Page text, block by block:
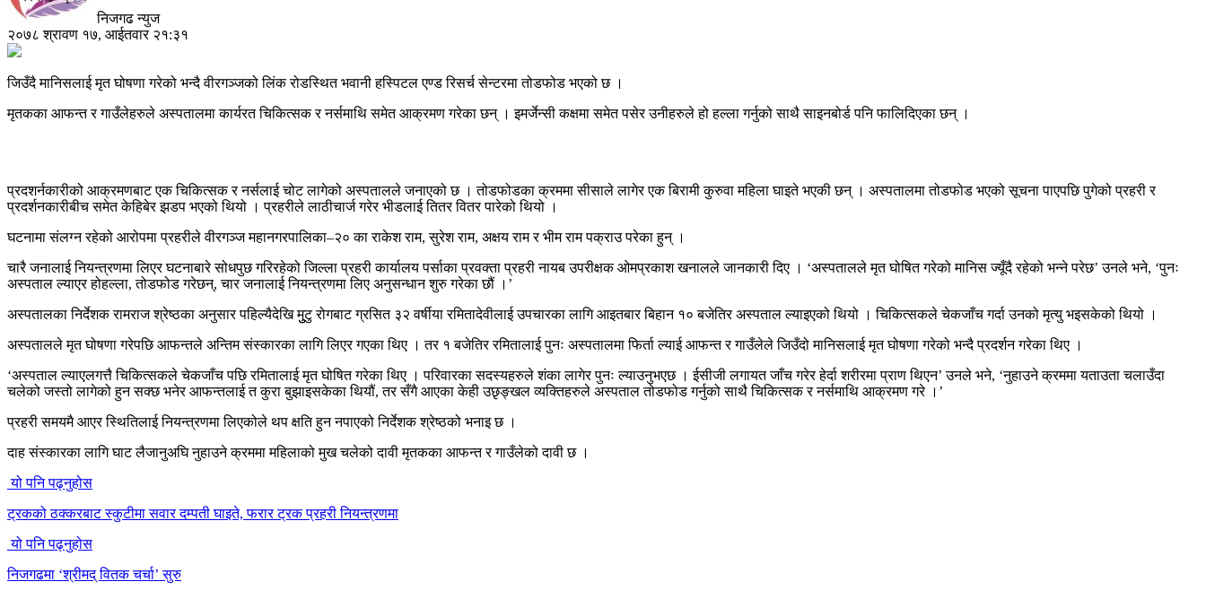
निजगढ न्युज
२०७८ श्रावण १७, आईतवार २१:३१
जिउँदै मानिसलाई मृत घोषणा गरेको भन्दै वीरगञ्जको लिंक रोडस्थित भवानी हस्पिटल एण्ड रिसर्च सेन्टरमा तोडफोड भएको छ ।
मृतकका आफन्त र गाउँलेहरुले अस्पतालमा कार्यरत चिकित्सक र नर्समाथि समेत आक्रमण गरेका छन् । इमर्जेन्सी कक्षमा समेत पसेर उनीहरुले हो हल्ला गर्नुको साथै साइनबोर्ड पनि फालिदिएका छन् ।
प्रदशर्नकारीको आक्रमणबाट एक चिकित्सक र नर्सलाई चोट लागेको अस्पतालले जनाएको छ । तोडफोडका क्रममा सीसाले लागेर एक बिरामी कुरुवा महिला घाइते भएकी छन् । अस्पतालमा तोडफोड भएको सूचना पाएपछि पुगेको प्रहरी र
प्रदर्शनकारीबीच समेत केहिबेर झडप भएको थियो । प्रहरीले लाठीचार्ज गरेर भीडलाई तितर वितर पारेको थियो ।
घटनामा संलग्न रहेको आरोपमा प्रहरीले वीरगञ्ज महानगरपालिका–२० का राकेश राम, सुरेश राम, अक्षय राम र भीम राम पक्राउ परेका हुन् ।
चारै जनालाई नियन्त्रणमा लिएर घटनाबारे सोधपुछ गरिरहेको जिल्ला प्रहरी कार्यालय पर्साका प्रवक्ता प्रहरी नायब उपरीक्षक ओमप्रकाश खनालले जानकारी दिए । ‘अस्पतालले मृत घोषित गरेको मानिस ज्यूँदै रहेको भन्ने परेछ’ उनले भने, ‘पुनः
अस्पताल ल्याएर होहल्ला, तोडफोड गरेछन्, चार जनालाई नियन्त्रणमा लिए अनुसन्धान शुरु गरेका छौं ।’
अस्पतालका निर्देशक रामराज श्रेष्ठका अनुसार पहिल्यैदेखि मुुटु रोगबाट ग्रसित ३२ वर्षीया रमितादेवीलाई उपचारका लागि आइतबार बिहान १० बजेतिर अस्पताल ल्याइएको थियो । चिकित्सकले चेकजाँच गर्दा उनको मृत्यु भइसकेको थियो ।
अस्पतालले मृत घोषणा गरेपछि आफन्तले अन्तिम संस्कारका लागि लिएर गएका थिए । तर १ बजेतिर रमितालाई पुनः अस्पतालमा फिर्ता ल्याई आफन्त र गाउँलेले जिउँदो मानिसलाई मृत घोषणा गरेको भन्दै प्रदर्शन गरेका थिए ।
‘अस्पताल ल्याएलगत्तै चिकित्सकले चेकजाँच पछि रमितालाई मृत घोषित गरेका थिए । परिवारका सदस्यहरुले शंका लागेर पुनः ल्याउनुभएछ । ईसीजी लगायत जाँच गरेर हेर्दा शरीरमा प्राण थिएन’ उनले भने, ‘नुहाउने क्रममा यताउता चलाउँदा
चलेको जस्तो लागेको हुन सक्छ भनेर आफन्तलाई त कुरा बुझाइसकेका थियौं, तर सँगै आएका केही उछृङ्खल व्यक्तिहरुले अस्पताल तोडफोड गर्नुको साथै चिकित्सक र नर्समाथि आक्रमण गरे ।’
प्रहरी समयमै आएर स्थितिलाई नियन्त्रणमा लिएकोले थप क्षति हुन नपाएको निर्देशक श्रेष्ठको भनाइ छ ।
दाह संस्कारका लागि घाट लैजानुअघि नुहाउने क्रममा महिलाको मुख चलेको दावी मृतकका आफन्त र गाउँलेको दावी छ ।
यो पनि पढ्नुहोस
ट्रकको ठक्करबाट स्कुटीमा सवार दम्पती घाइते, फरार ट्रक प्रहरी नियन्त्रणमा
यो पनि पढ्नुहोस
निजगढमा ‘श्रीमद् वितक चर्चा’ सुरु